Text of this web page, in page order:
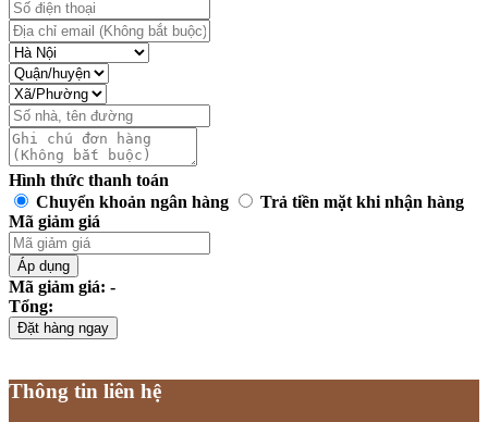
Hình thức thanh toán
Chuyển khoản ngân hàng
Trả tiền mặt khi nhận hàng
Mã giảm giá
Áp dụng
Mã giảm giá: -
Tổng:
Đặt hàng ngay
Thông tin liên hệ